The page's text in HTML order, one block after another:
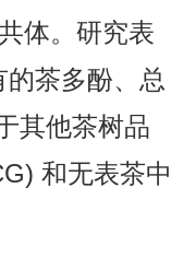
体。研究表
茶多酚、总
其他茶树品
和无表茶中